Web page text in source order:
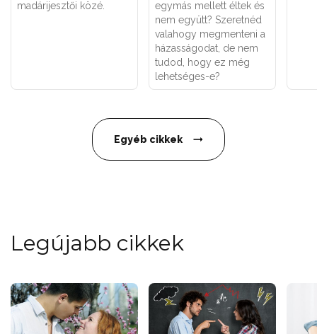
madárijesztői közé.
egymás mellett éltek és
nem együtt? Szeretnéd
valahogy megmenteni a
házasságodat, de nem
tudod, hogy ez még
lehetséges-e?
Egyéb cikkek
Legújabb cikkek